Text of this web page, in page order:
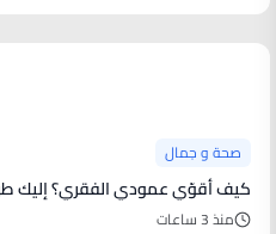
صحة و جمال
كيف أقوّي عمودي الفقري؟ إليك
منذ 3 ساعات